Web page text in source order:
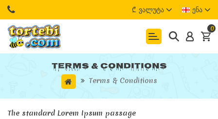
₾ Ვალუტა Ენა
0
Terms & Conditions
Terms & Conditions
The standard Lorem Ipsum passage